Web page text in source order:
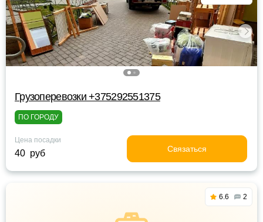
Грузоперевозки +375292551375
ПО ГОРОДУ
Цена посадки
40 руб Связаться
6.6 2